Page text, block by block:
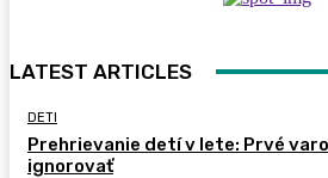
LATEST ARTICLES
DETI
Prehrievanie detí v lete: Prvé
ignorovať